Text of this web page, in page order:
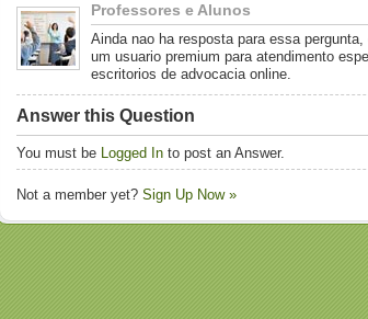
Professores e Alunos
Ainda nao ha resposta para essa
um usuario premium para atendimento
escritorios de advocacia online.
Answer this Question
You must be Logged In to post an Answer.
Not a member yet? Sign Up Now »